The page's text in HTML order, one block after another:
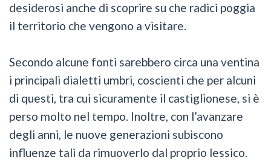
desiderosi anche di scoprire su che radici poggia
il territorio che vengono a visitare.
Secondo alcune fonti sarebbero circa una ventina
i principali dialetti umbri, coscienti che per alcuni
di questi, tra cui sicuramente il castiglionese, si è
perso molto nel tempo. Inoltre, con l’avanzare
degli anni, le nuove generazioni subiscono
influenze tali da rimuoverlo dal proprio lessico.